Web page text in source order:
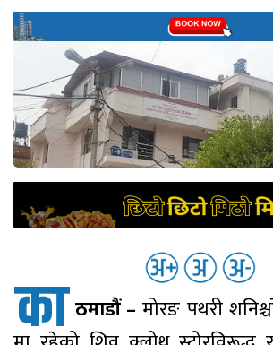
प्रमुख
समाचार
बजार
बैंक-
वित्त
अन्य
का ठमाडौं – मोरङ पथरी